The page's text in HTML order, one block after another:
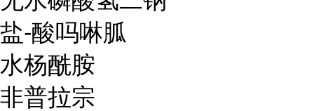
盐-酸吗啉胍
水杨酰胺
非普拉宗